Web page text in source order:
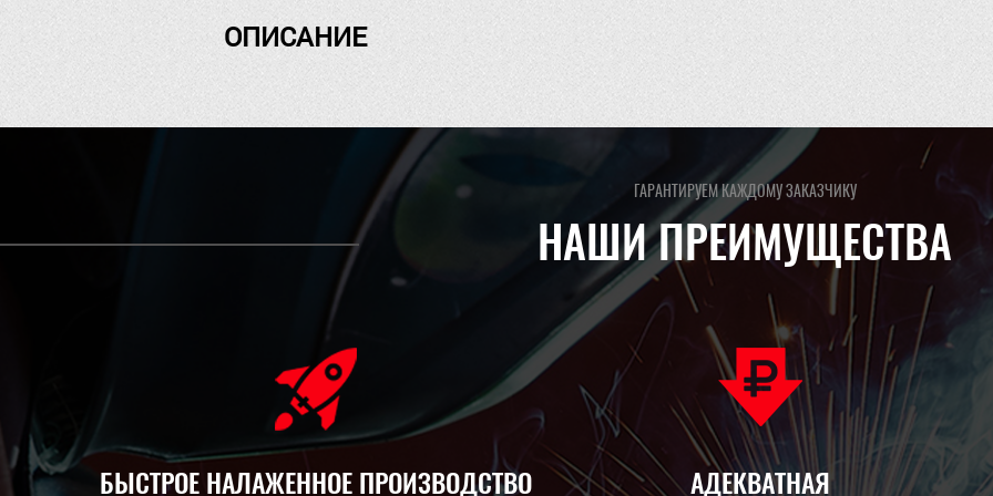
ОПИСАНИЕ
ГАРАНТИРУЕМ КАЖДОМУ ЗАКАЗЧИКУ
НАШИ ПРЕИМУЩЕСТВА
БЫСТРОЕ НАЛАЖЕННОЕ ПРОИЗВОДСТВО АДЕКВАТНАЯ